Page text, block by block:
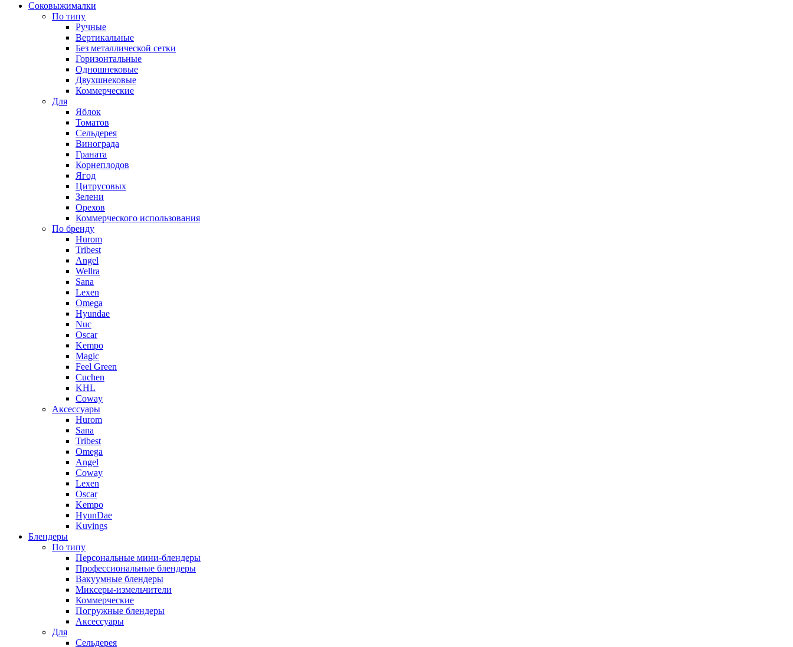
Соковыжималки
По типу
Ручные
Вертикальные
Без металлической сетки
Горизонтальные
Одношнековые
Двухшнековые
Коммерческие
Для
Яблок
Томатов
Cельдерея
Винограда
Граната
Корнеплодов
Ягод
Цитрусовых
Зелени
Орехов
Коммерческого использования
По бренду
Hurom
Tribest
Angel
Wellra
Sana
Lexen
Omega
Hyundae
Nuc
Oscar
Kempo
Magic
Feel Green
Cuchen
KHL
Coway
Аксессуары
Hurom
Sana
Tribest
Omega
Angel
Coway
Lexen
Oscar
Kempo
HyunDae
Kuvings
Блендеры
По типу
Персональные мини-блендеры
Профессиональные блендеры
Вакуумные блендеры
Миксеры-измельчители
Коммерческие
Погружные блендеры
Аксессуары
Для
Сельдерея